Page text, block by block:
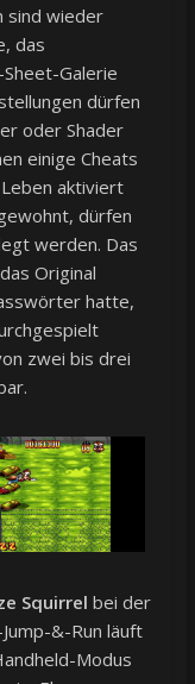
sind wieder
das
Galerie
dürfen
oder Shader
einige Cheats
aktiviert
dürfen
werden. Das
Original
hatte,
zwei bis drei
Squirrel bei der
&-Run läuft
Modus